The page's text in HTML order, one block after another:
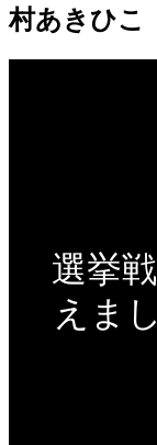
村あきひこ
選挙
えま